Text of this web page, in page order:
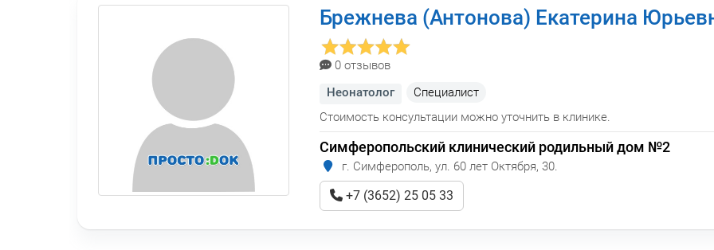
Брежнева (Антонова) Екатерина
0 отзывов
Неонатолог
Cпециалист
Стоимость консультации можно уточнить в клинике.
Симферопольский клинический родильный дом №2
г. Симферополь, ул. 60 лет Октября, 30.
+7 (3652) 25 05 33